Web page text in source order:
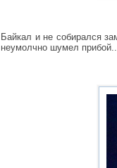
Байкал и не собирался
неумолчно шумел